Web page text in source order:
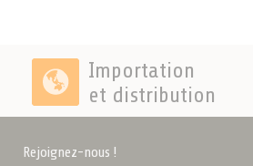
Importation
et distribution
Rejoignez-nous !